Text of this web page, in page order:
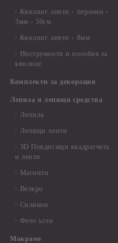
Квилинг ленти - перлени -
3мм - 30см.
Квилинг ленти - 8мм
Инструменти и пособия за
квилинг
Комплекти за декорация
Лепила и лепящи средства
Лепила
Лепящи ленти
3D Повдигащи квадратчета
и ленти
Магнити
Велкро
Силикон
Фото ъгли
Макраме